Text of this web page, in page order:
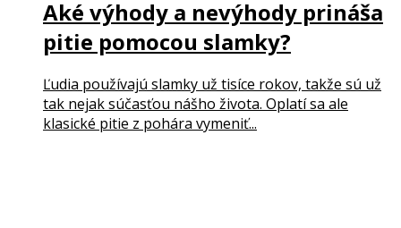
Aké výhody a nevýhody prináša
pitie pomocou slamky?
Ľudia používajú slamky už tisíce rokov, takže sú už
tak nejak súčasťou nášho života. Oplatí sa ale
klasické pitie z pohára vymeniť...